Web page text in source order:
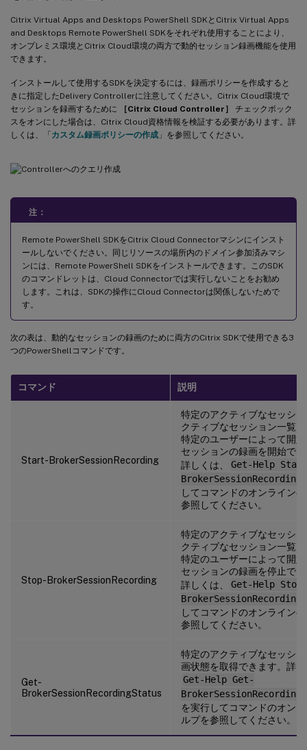
Citrix Virtual Apps and Desktops PowerShell SDKとCitrix Virtual Apps
and Desktops Remote PowerShell SDKをそれぞれ使用することにより、
オンプレミス環境とCitrix Cloud環境の両方で動的セッション録画機能を使用
できます。
インストールして使用するSDKを決定するには、録画ポリシーを作成すると
きに指定したDelivery Controllerに注意してください。Citrix Cloud環境で
セッションを録画するために
［Citrix Cloud Controller］
チェックボック
スをオンにした場合は、Citrix Cloud資格情報を検証する必要があります。詳
しくは、「カスタム録画ポリシーの作成 」を参照してください。
注：
Remote PowerShell SDKをCitrix Cloud Connectorマシンにインスト
ールしないでください。同じリソースの場所内のドメイン参加済みマシ
ンには、Remote PowerShell SDKをインストールできます。このSDK
のコマンドレットは、Cloud Connectorでは実行しないことをお勧め
します。これは、SDKの操作にCloud Connectorは関係しないためで
す。
次の表は、動的なセッションの録画のために両方のCitrix SDKで使用できる3
つのPowerShellコマンドです。
コマンド 説明
Start-BrokerSessionRecording
特定のアクティブなセッシ
クティブなセッション一覧
特定のユーザーによって開
セッションの録画を開始で
詳しくは、
Get-Help
BrokerSessionRecording
してコマンドのオンライン
参照してください。
Stop-BrokerSessionRecording
特定のアクティブなセッシ
クティブなセッション一覧
特定のユーザーによって開
セッションの録画を停止で
詳しくは、
Get-Help Stop-
BrokerSessionRecording
してコマンドのオンライン
参照してください。
Get-
BrokerSessionRecordingStatus
特定のアクティブなセッシ
画状態を取得できます。詳
Get-Help Get-
を実行してコマンドのオン
ルプを参照してください。